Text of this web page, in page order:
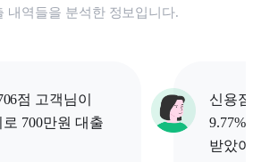
내역들을 분석한 정보입니다.
점 고객님이
로 700만원 대출
신용
9.77%
받았